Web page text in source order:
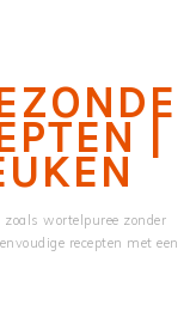
|
wortelpuree zonder
recepten met een